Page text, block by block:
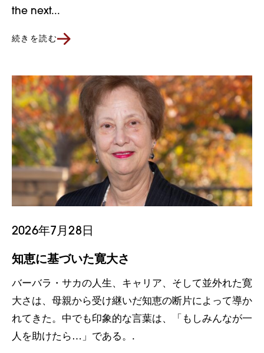
the next...
続きを読む
2026年7月28日
知恵に基づいた寛大さ
バーバラ・サカの人生、キャリア、そして並外れた寛
大さは、母親から受け継いだ知恵の断片によって導か
れてきた。中でも印象的な言葉は、「もしみんなが一
人を助けたら…」である。.